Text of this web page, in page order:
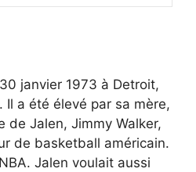
janvier 1973 à Detroit,
Il a été élevé par sa mère,
de Jalen, Jimmy Walker,
de basketball américain.
Jalen voulait aussi